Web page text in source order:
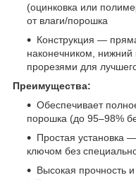
(оцинковка или
от влаги/порошка
Конструкция —
наконечником,
прорезями для
Преимущества:
Обеспечивает
порошка (до 95–98%
Простая установка
ключом без
Высокая прочность